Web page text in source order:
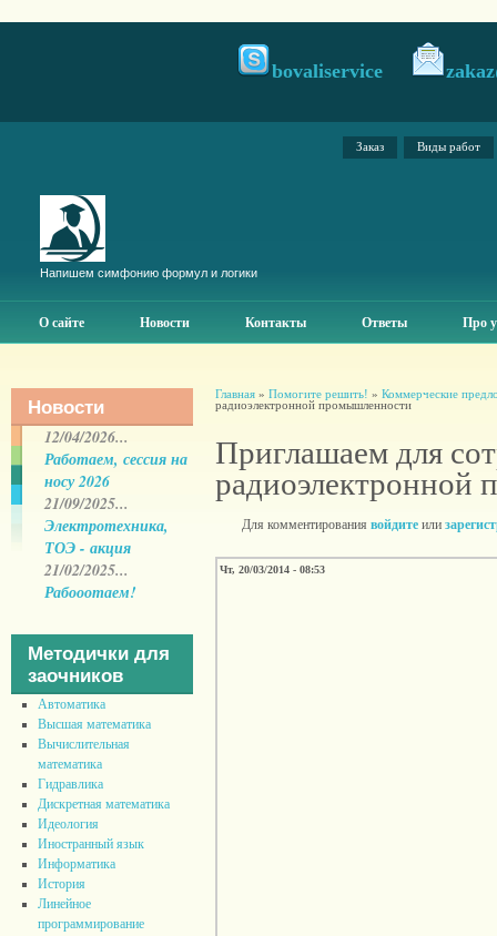
bovaliservice
Заказ Виды работ
Напишем симфонию формул и логики
О сайте Новости Контакты Ответы Про
Новости
12/04/2026...
Работаем, сессия на
носу 2026
21/09/2025...
Электротехника,
ТОЭ - акция
21/02/2025...
Рабооотаем!
Методички для
заочников
Автоматика
Высшая математика
Вычислительная
математика
Гидравлика
Дискретная математика
Идеология
Иностранный язык
Информатика
История
Линейное
программирование
Главная» Помогите решить! » Коммерческие
радиоэлектронной промышленности
Приглашаем для
радиоэлектронной
Для комментирования войдитеили
Чт, 20/03/2014 - 08:53